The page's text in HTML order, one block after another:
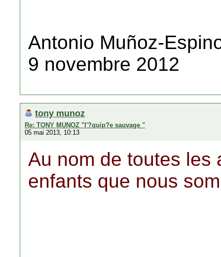
Antonio Muñoz-
9 novembre 2012
tony munoz
Re: TONY MUNOZ "l'?quip?e sauvage "
05 mai 2013, 10:13
Au nom de toutes les
enfants que nous